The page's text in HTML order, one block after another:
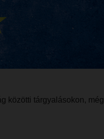
közötti tárgyalásokon, még